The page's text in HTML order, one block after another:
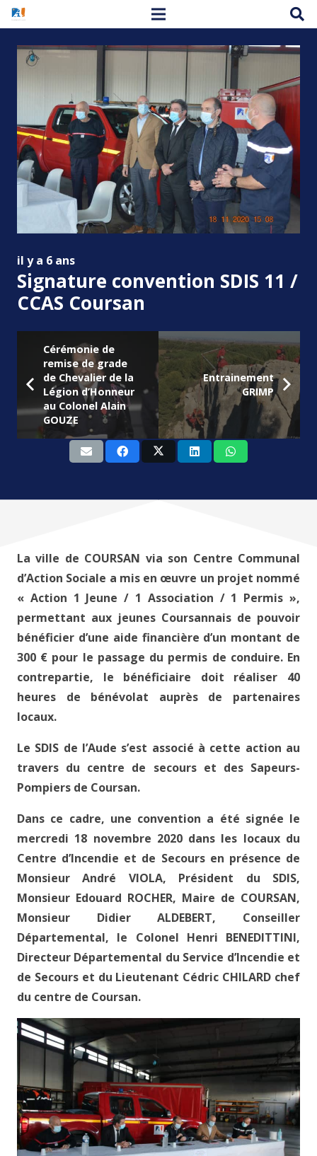
il y a 6 ans
Signature convention SDIS 11 /
CCAS Coursan
Cérémonie de
remise de grade
de Chevalier de la
Légion d’Honneur
au Colonel Alain
GOUZE
Entrainement
GRIMP
La ville de COURSAN via son Centre Communal
d’Action Sociale a mis en œuvre un projet nommé
« Action 1 Jeune / 1 Association / 1 Permis »,
permettant aux jeunes Coursannais de pouvoir
bénéficier d’une aide financière d’un montant de
300 € pour le passage du permis de conduire. En
contrepartie, le bénéficiaire doit réaliser 40
heures de bénévolat auprès de partenaires
locaux.
Le SDIS de l’Aude s’est associé à cette action au
travers du centre de secours et des Sapeurs-
Pompiers de Coursan.
Dans ce cadre, une convention a été signée le
mercredi 18 novembre 2020 dans les locaux du
Centre d’Incendie et de Secours en présence de
Monsieur André VIOLA, Président du SDIS,
Monsieur Edouard ROCHER, Maire de COURSAN,
Monsieur Didier ALDEBERT, Conseiller
Départemental, le Colonel Henri BENEDITTINI,
Directeur Départemental du Service d’Incendie et
de Secours et du Lieutenant Cédric CHILARD chef
du centre de Coursan.